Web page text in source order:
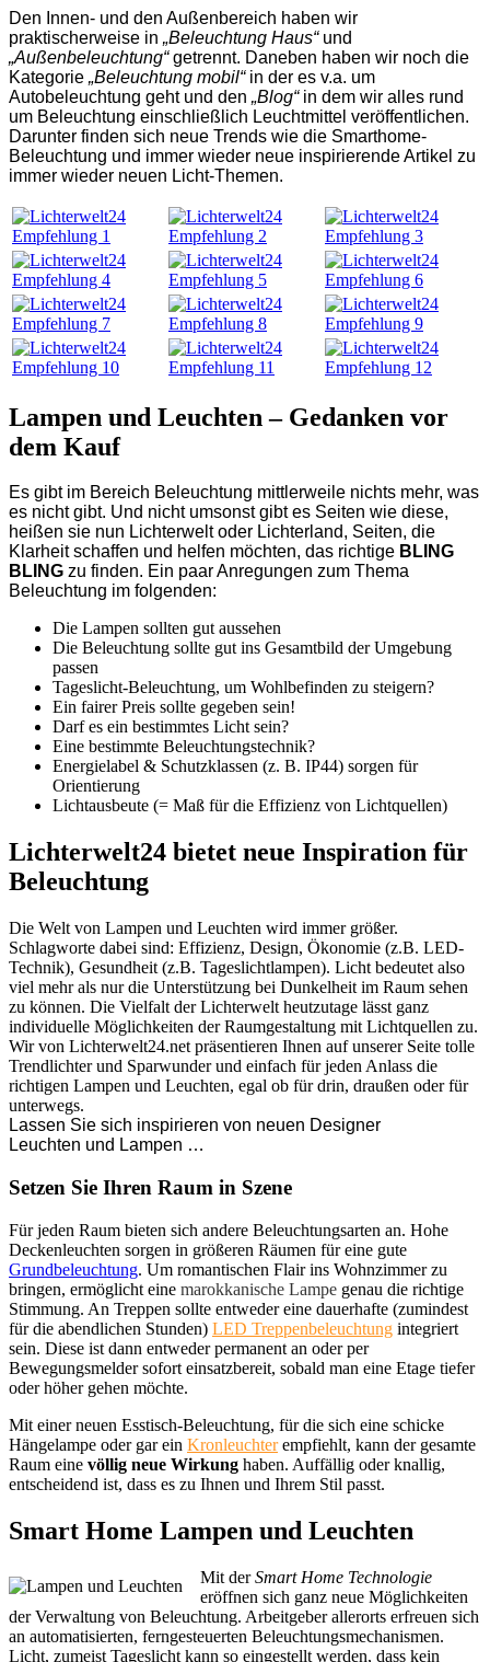
Den Innen- und den Außenbereich haben wir
praktischerweise in „Beleuchtung Haus“und
„Außenbeleuchtung“getrennt. Daneben haben wir noch die
Kategorie „Beleuchtung mobil“in der es v.a. um
Autobeleuchtung geht und den „Blog“in dem wir alles rund
um Beleuchtung einschließlich Leuchtmittel veröffentlichen.
Darunter finden sich neue Trends wie die Smarthome-
Beleuchtung und immer wieder neue inspirierende Artikel zu
immer wieder neuen Licht-Themen.
Lampen und Leuchten – Gedanken vor
dem Kauf
Es gibt im Bereich Beleuchtung mittlerweile nichts mehr, was
es nicht gibt. Und nicht umsonst gibt es Seiten wie diese,
heißen sie nun Lichterwelt oder Lichterland, Seiten, die
Klarheit schaffen und helfen möchten, das richtige BLING
BLING zu finden. Ein paar Anregungen zum Thema
Beleuchtung im folgenden:
Die Lampen sollten gut aussehen
Die Beleuchtung sollte gut ins Gesamtbild der Umgebung
passen
Tageslicht-Beleuchtung, um Wohlbefinden zu steigern?
Ein fairer Preis sollte gegeben sein!
Darf es ein bestimmtes Licht sein?
Eine bestimmte Beleuchtungstechnik?
Energielabel & Schutzklassen (z. B. IP44) sorgen für
Orientierung
Lichtausbeute (= Maß für die Effizienz von Lichtquellen)
Lichterwelt24 bietet neue Inspiration für
Beleuchtung
Die Welt von Lampen und Leuchten wird immer größer.
Schlagworte dabei sind: Effizienz, Design, Ökonomie (z.B. LED-
Technik), Gesundheit (z.B. Tageslichtlampen). Licht bedeutet also
viel mehr als nur die Unterstützung bei Dunkelheit im Raum sehen
zu können. Die Vielfalt der Lichterwelt heutzutage lässt ganz
individuelle Möglichkeiten der Raumgestaltung mit Lichtquellen zu.
Wir von Lichterwelt24.net präsentieren Ihnen auf unserer Seite tolle
Trendlichter und Sparwunder und einfach für jeden Anlass die
richtigen Lampen und Leuchten, egal ob für drin, draußen oder für
unterwegs.
Lassen Sie sich inspirieren von neuen Designer
Leuchten und Lampen …
Setzen Sie Ihren Raum in Szene
Für jeden Raum bieten sich andere Beleuchtungsarten an. Hohe
Deckenleuchten sorgen in größeren Räumen für eine gute
Grundbeleuchtung. Um romantischen Flair ins Wohnzimmer zu
bringen, ermöglicht eine marokkanische Lampe genau die richtige
Stimmung. An Treppen sollte entweder eine dauerhafte (zumindest
für die abendlichen Stunden) LED Treppenbeleuchtung integriert
sein. Diese ist dann entweder permanent an oder per
Bewegungsmelder sofort einsatzbereit, sobald man eine Etage tiefer
oder höher gehen möchte.
Mit einer neuen Esstisch-Beleuchtung, für die sich eine schicke
Hängelampe oder gar ein Kronleuchterempfiehlt, kann der gesamte
Raum eine völlig neue Wirkung haben. Auffällig oder knallig,
entscheidend ist, dass es zu Ihnen und Ihrem Stil passt.
Smart Home Lampen und Leuchten
Mit derSmart Home Technologie
eröffnen sich ganz neue Möglichkeiten
der Verwaltung von Beleuchtung. Arbeitgeber allerorts erfreuen sich
an automatisierten, ferngesteuerten Beleuchtungsmechanismen.
Licht, zumeist Tageslicht kann so eingestellt werden, dass kein